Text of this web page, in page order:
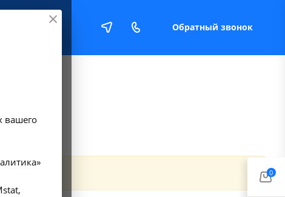
Обратный звонок
0
вашего